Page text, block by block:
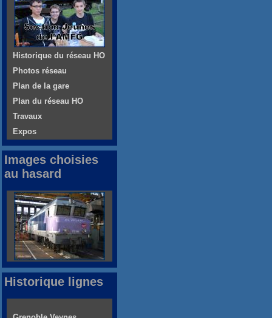
Historique du réseau HO
Photos réseau
Plan de la gare
Plan du réseau HO
Travaux
Expos
Images choisies
au hasard
Historique lignes